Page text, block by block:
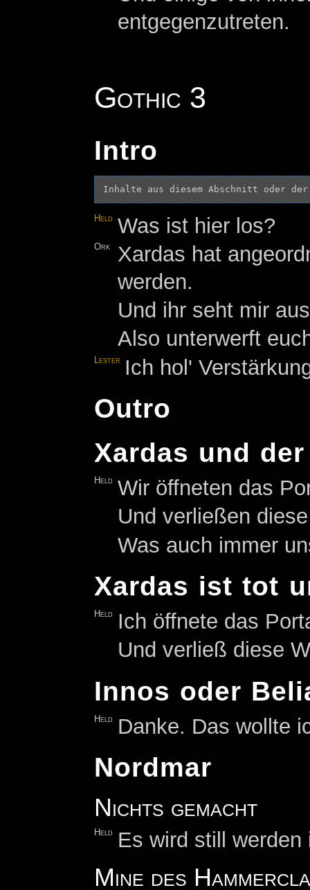
entgegenzutreten.
Gothic 3
Intro
Inhalte aus diesem Abschnitt oder
Held Was ist hier los?
Ork
Xardas hat
werden.
Und ihr seht mir
Also unterwerft
Lester Ich hol'
Outro
Xardas und
Held Wir öffneten das
Und verließen
Was auch immer
Xardas ist tot
Held
Ich öffnete das
Und verließ diese
Innos oder
Held Danke. Das wollte
Nordmar
Nichts gemacht
Held Es wird still
Mine des